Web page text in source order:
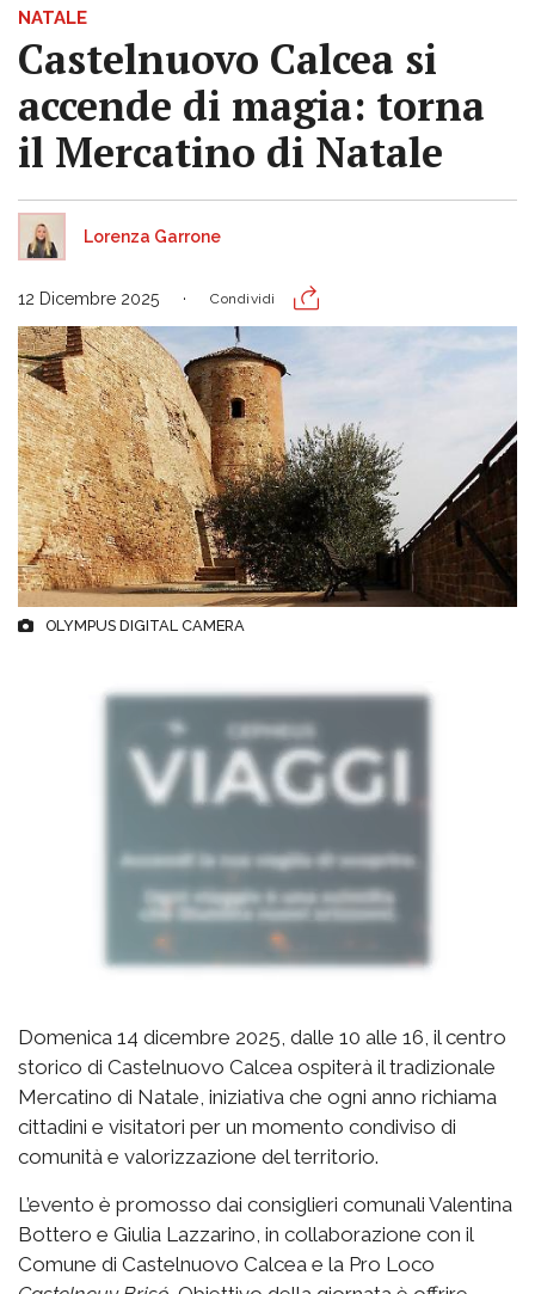
NATALE
Castelnuovo Calcea si
accende di magia: torna
il Mercatino di Natale
Lorenza Garrone
12 Dicembre 2025 Condividi
OLYMPUS DIGITAL CAMERA
Domenica 14 dicembre 2025, dalle 10 alle 16, il centro
storico di Castelnuovo Calcea ospiterà il tradizionale
Mercatino di Natale, iniziativa che ogni anno richiama
cittadini e visitatori per un momento condiviso di
comunità e valorizzazione del territorio.
L’evento è promosso dai consiglieri comunali Valentina
Bottero e Giulia Lazzarino, in collaborazione con il
Comune di Castelnuovo Calcea e la Pro Loco